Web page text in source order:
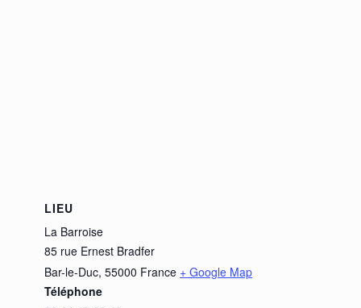
LIEU
La Barroise
85 rue Ernest Bradfer
Bar-le-Duc, 55000 France + Google Map
Téléphone